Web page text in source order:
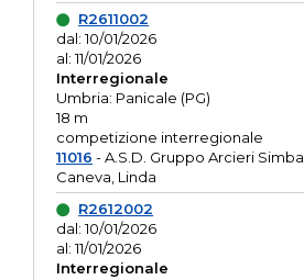
R2611002
dal: 10/01/2026
al: 11/01/2026
Interregionale
Umbria: Panicale (PG)
18 m
competizione interregionale
11016 - A.S.D. Gruppo Arcieri Simba
Caneva, Linda
R2612002
dal: 10/01/2026
al: 11/01/2026
Interregionale